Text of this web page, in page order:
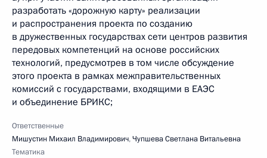
разработать «дорожную карту» реализации
и распространения проекта по созданию
в дружественных государствах сети центров развития
передовых компетенций на основе российских
технологий, предусмотрев в том числе обсуждение
этого проекта в рамках межправительственных
комиссий с государствами, входящими в ЕАЭС
и объединение БРИКС;
Ответственные
Мишустин Михаил Владимирович,Чупшева Светлана Витальевна
Тематика